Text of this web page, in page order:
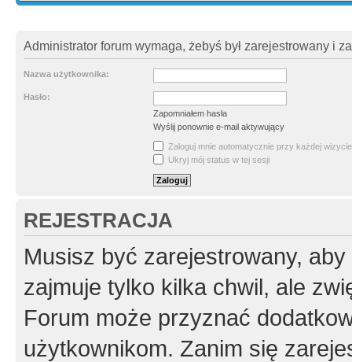
Administrator forum wymaga, żebyś był zarejestrowany i
Nazwa użytkownika:
Hasło:
Zapomniałem hasła
Wyślij ponownie e-mail aktywujący
Zaloguj mnie automatycznie przy każdej wizycie
Ukryj mój status w tej sesji
REJESTRACJA
Musisz być zarejestrowany,
zajmuje tylko kilka chwil, ale
Forum może przyznać
użytkownikom. Zanim się